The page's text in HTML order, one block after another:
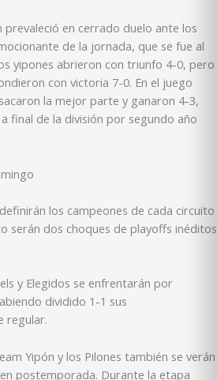
en cerrado duelo ante los
de la jornada, que se fue al
yipones abrieron con triunfo 4-0, pero
con victoria 7-0. En el juego
la mejor parte y ganaron 4-3,
final de la división por segundo año
los campeones de cada circuito
serán dos choques de playoffs inéditos
y Elegidos se enfrentarán por
dividido 1-1 sus
regular.
Yipón y los Pilones también se verán
postemporada. Durante la etapa